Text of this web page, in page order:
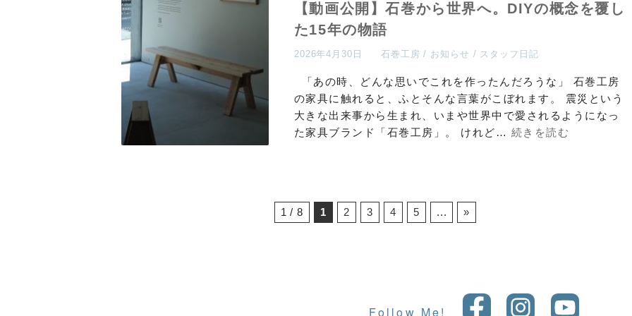
【動画公開】石巻から世界へ。DIYの概念を覆し
た15年の物語
2026年4月30日 石巻工房 お知らせ スタッフ日記
「あの時、どんな思いでこれを作ったんだろうな」 石巻工房
の家具に触れると、ふとそんな言葉がこぼれます。 震災という
大きな出来事から生まれ、いまや世界中で愛されるようになっ
た家具ブランド「石巻工房」。 けれど… 続きを読む
1 / 8 1 2 3 4 5 ... »
Follow Me!